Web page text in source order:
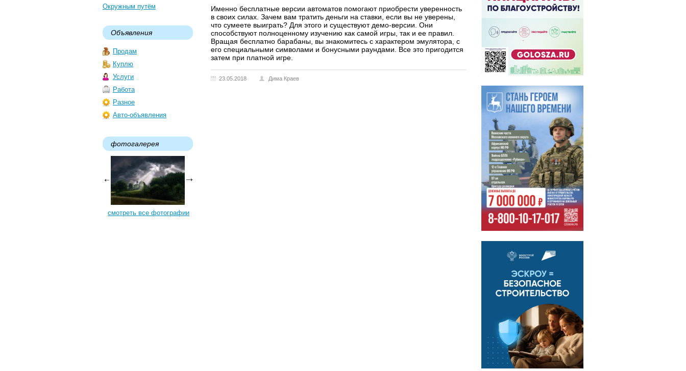
Окружным путём
Объявления
Продам
Куплю
Услуги
Работа
Разное
Авто-объявления
фотогалерея
смотреть все фотографии
Именно бесплатные версии автоматов помогают приобрести уверенность
в своих силах. Зачем вам тратить деньги на ставки, если вы не уверены,
что сумеете выиграть? Для этого и существуют демо-версии. Они
способствуют полноценному изучению как самой игры, так и ее правил.
Вращая бесплатно барабаны, вы знакомитесь с характером эмулятора, с
его специальными символами и бонусными раундами. Все это пригодится
затем при платной игре.
23.05.2018 Дима Краев